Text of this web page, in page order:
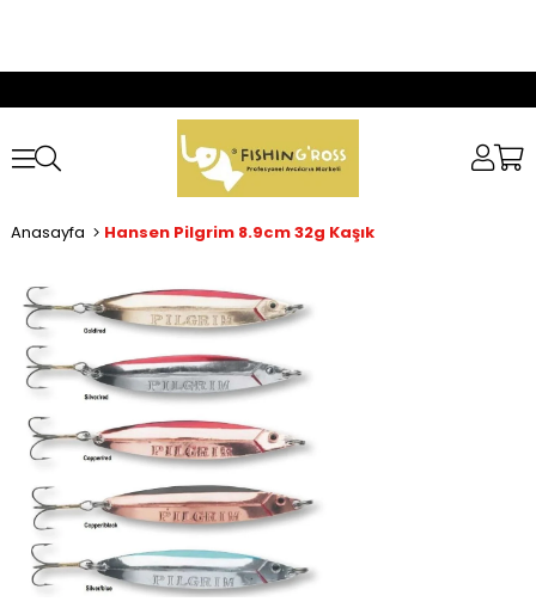
Anasayfa Hansen Pilgrim 8.9cm 32g Kaşık